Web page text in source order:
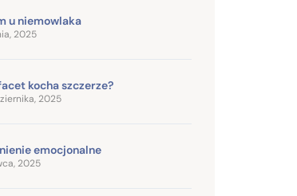
u niemowlaka
2025
kocha szczerze?
2025
emocjonalne
2025